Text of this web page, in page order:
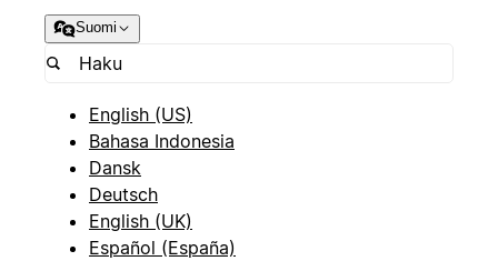
Suomi
English (US)
Bahasa Indonesia
Dansk
Deutsch
English (UK)
Español (España)